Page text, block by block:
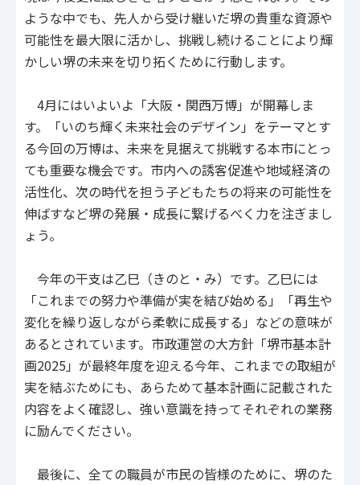
ような中でも、先人から受け継いだ堺の貴重な資源や
可能性を最大限に活かし、挑戦し続けることにより輝
かしい堺の未来を切り拓くために行動します。
4月にはいよいよ「大阪・関西万博」が開幕しま
す。「いのち輝く未来社会のデザイン」をテーマとす
る今回の万博は、未来を見据えて挑戦する本市にとっ
ても重要な機会です。市内への誘客促進や地域経済の
活性化、次の時代を担う子どもたちの将来の可能性を
伸ばすなど堺の発展・成長に繋げるべく力を注ぎまし
ょう。
今年の干支は乙巳（きのと・み）です。乙巳には
「これまでの努力や準備が実を結び始める」「再生や
変化を繰り返しながら柔軟に成長する」などの意味が
あるとされています。市政運営の大方針「堺市基本計
画2025」が最終年度を迎える今年、これまでの取組が
実を結ぶためにも、あらためて基本計画に記載された
内容をよく確認し、強い意識を持ってそれぞれの業務
に励んでください。
最後に、全ての職員が市民の皆様のために、堺のた